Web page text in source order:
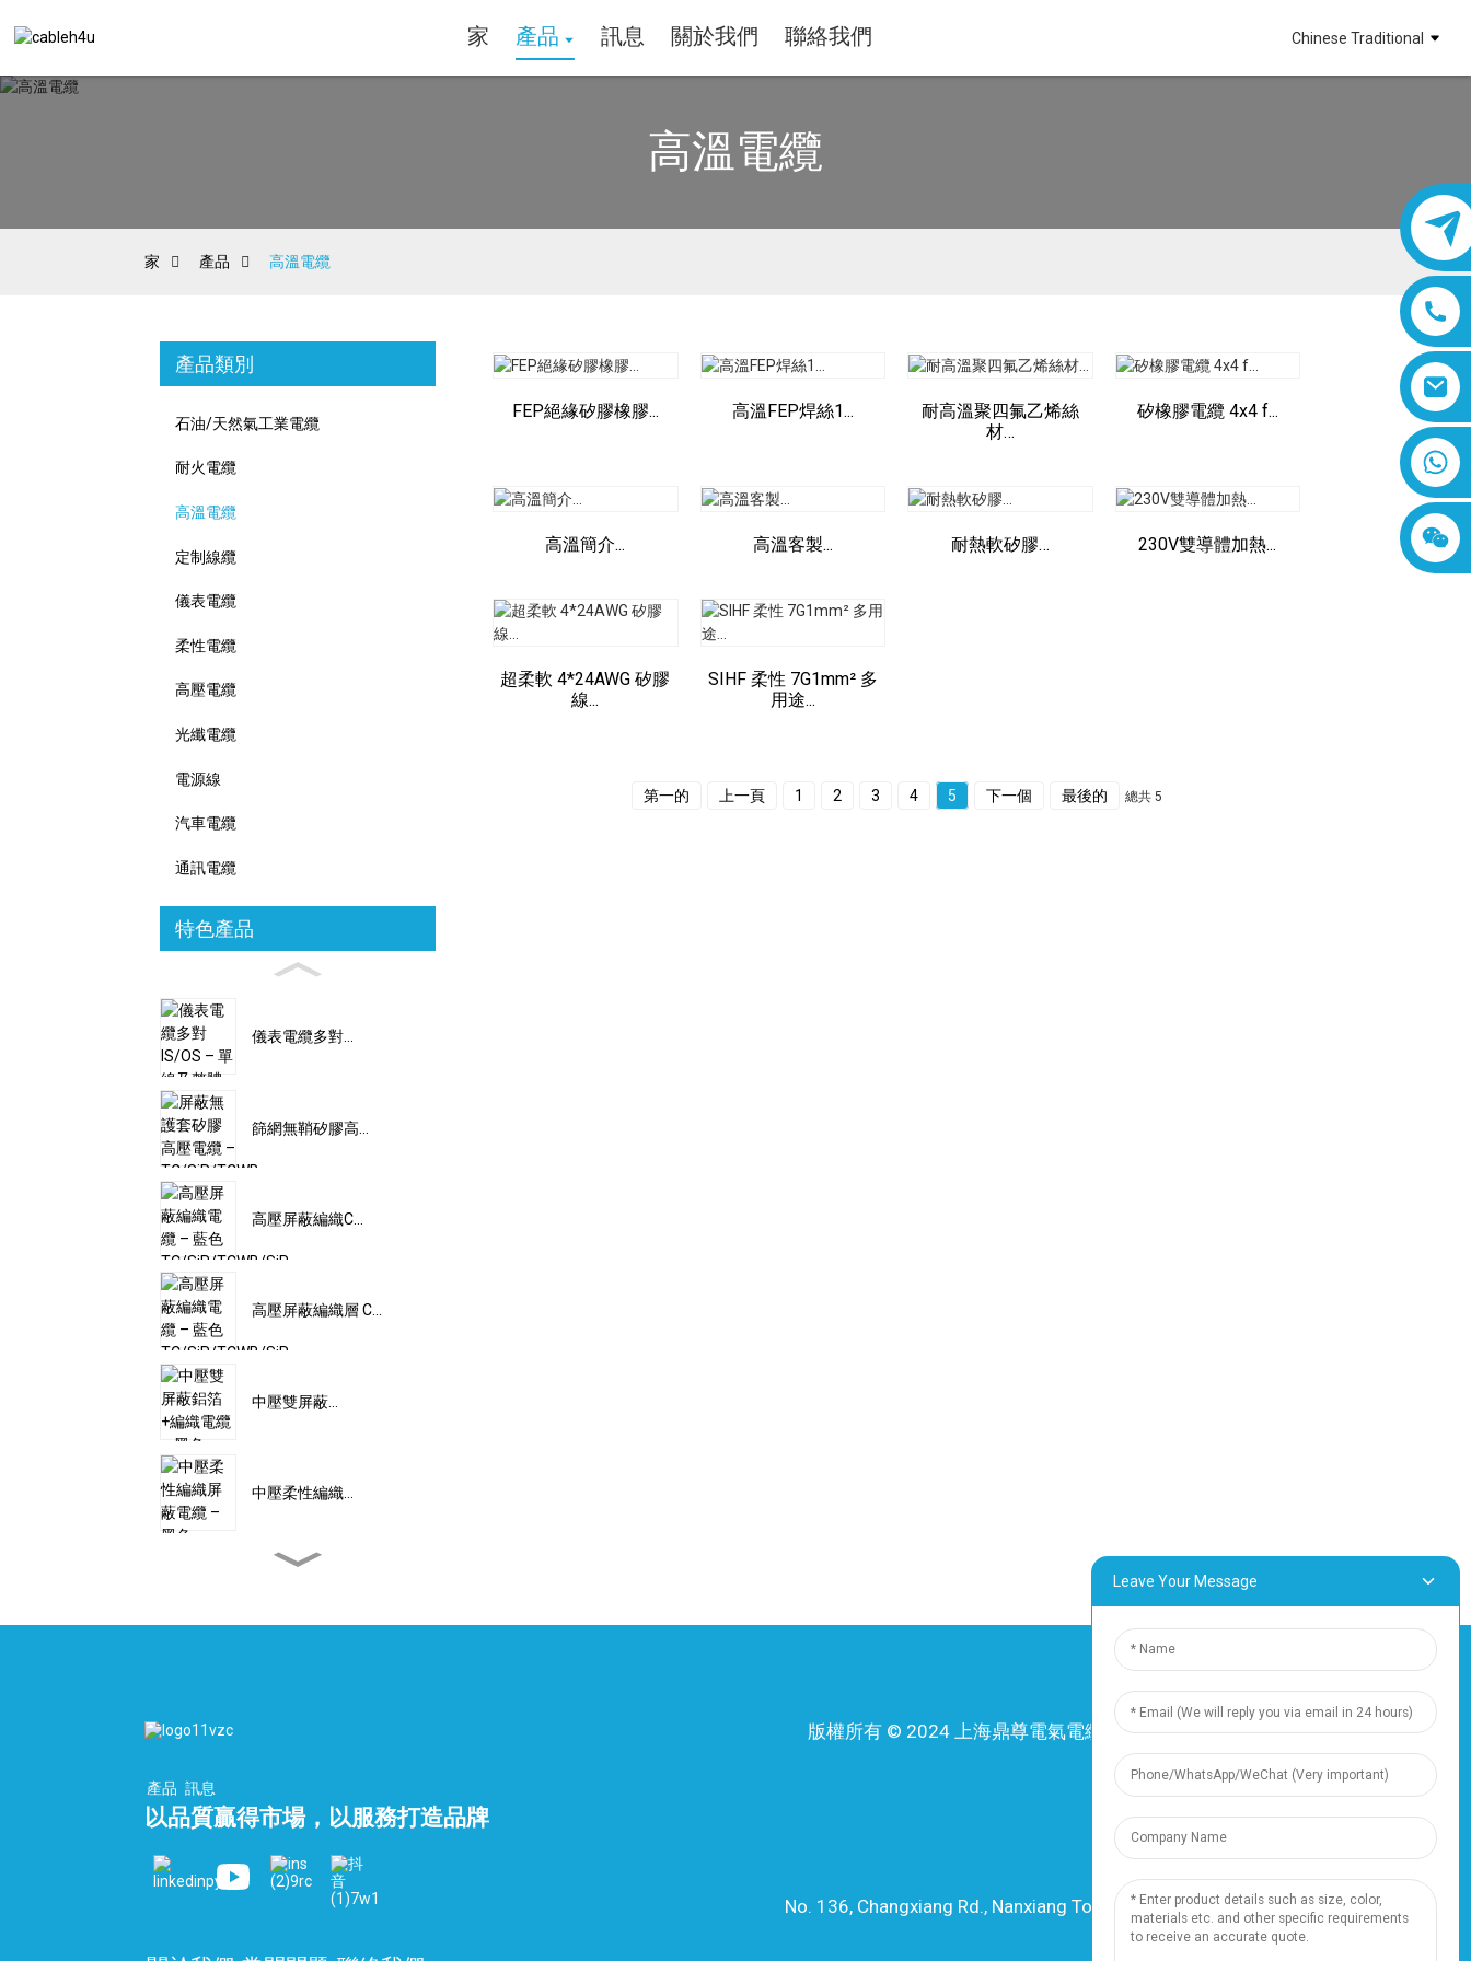
家 產品 訊息 關於我們 聯絡我們 Chinese Traditional
高溫電纜
家 產品 高溫電纜
產品類別
石油/天然氣工業電纜
耐火電纜
高溫電纜
定制線纜
儀表電纜
柔性電纜
高壓電纜
光纖電纜
電源線
汽車電纜
通訊電纜
特色產品
儀表電纜多對...
篩網無鞘矽膠高...
高壓屏蔽編織C...
高壓屏蔽編織層 C...
中壓雙屏蔽...
中壓柔性編織…
溫...
FEP絕緣矽膠橡膠... 高溫FEP焊絲1...
耐高溫聚四氟乙烯絲
材…
矽橡膠電纜 4x4 f...
高溫簡介... 高溫客製... 耐熱軟矽膠… 230V雙導體加熱...
超柔軟 4*24AWG 矽膠
線...
SIHF 柔性 7G1mm² 多
用途...
第一的 上一頁 1 2 3 4 5 下一個 最後的 總共 5
產品 訊息
以品質贏得市場，以服務打造品牌
版權所有 © 2024 上海鼎尊電氣電纜股份有限公司。保留所有權
利。
-網站地圖- Resource
資源
No. 136, Changxiang Rd., Nanxiang Town, 201802, Shanghai, China
電話：+86 18019377761
Leave Your Message